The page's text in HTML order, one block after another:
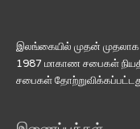
இலங்கையில் முதன் முதலாக
1987 மாகாண சபைகள்
சபைகள்